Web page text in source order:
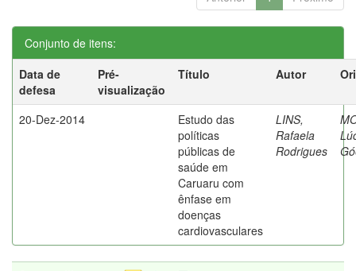
Conjunto de itens:
Data de
defesa
Pré-
visualização
Título Autor
20-Dez-2014
Estudo das
políticas
públicas de
saúde em
Caruaru com
ênfase em
doenças
cardiovasculares
LINS,
Rafaela
Rodrigues